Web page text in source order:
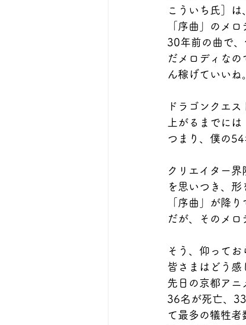
こういち氏］は
「序曲」のメ
30年前の曲で
だメロディな
ん稼げていいね
ドラゴンクエ
上がるまでに
つまり、僕の
クリエイター
を思いつき、形
「序曲」が降
だが、そのメロ
そう、仰ってお
皆さまはどう感
先日の京都アニ
36名が死亡、
て最多の犠牲者